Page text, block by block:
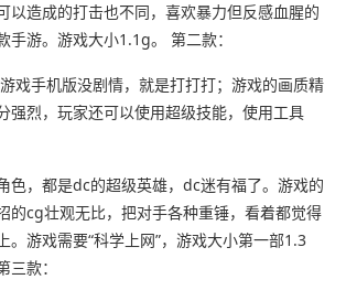
以造成的打击也不同，喜欢暴力但反感血腥的
手游。游戏大小1.1g。 第二款：
戏手机版没剧情，就是打打打；游戏的画质精
强烈，玩家还可以使用超级技能，使用工具
色，都是dc的超级英雄，dc迷有福了。游戏的
的cg壮观无比，把对手各种重锤，看着都觉得
。游戏需要“科学上网”，游戏大小第一部1.3
款：